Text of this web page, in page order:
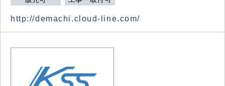
http://demachi.cloud-line.com/